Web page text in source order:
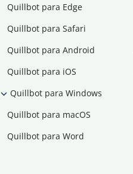
Quillbot para Edge
Quillbot para Safari
Quillbot para Android
Quillbot para iOS
Quillbot para Windows
Quillbot para macOS
Quillbot para Word